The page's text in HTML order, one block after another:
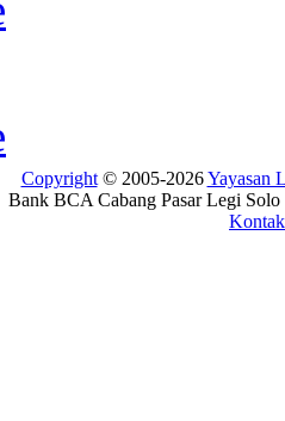
Copyright© 2005-2026Yayasan
Bank BCA Cabang Pasar Legi
Kontak